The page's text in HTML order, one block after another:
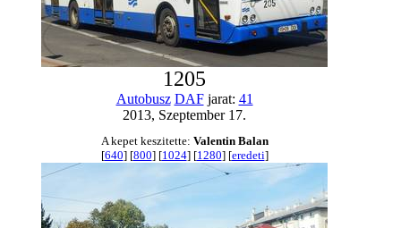
1205
Autobusz DAFjarat: 41
2013, Szeptember 17.
A kepet keszitette: Valentin Balan
[640] [800] [1024] [1280] [eredeti]